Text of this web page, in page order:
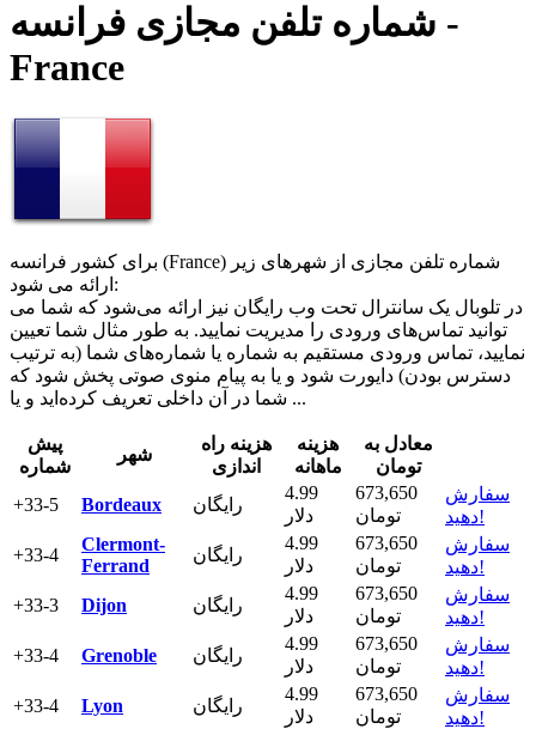
شماره تلفن مجازی فرانسه -
France
برای کشور فرانسه (France) شماره تلفن مجازی از شهرهای زیر
ارائه می شود:
در تلوبال یک سانترال تحت وب رایگان نیز ارائه می‌شود که شما می
‌توانید تماس‌های ورودی را مدیریت نمایید. به طور مثال شما تعیین
نمایید، تماس ورودی مستقیم به شماره یا شماره‌های شما (به ترتیب
دسترس بودن) دایورت شود و یا به پیام منوی صوتی پخش شود که
شما در آن داخلی تعریف کرده‌اید و یا ...
پیش
شماره
شهر
هزینه راه
اندازی
هزینه
ماهانه
معادل به
تومان
+33-5
Bordeaux رایگان
4.99
دلار
673,650
تومان
سفارش
دهید!
+33-4
Clermont-
Ferrand
رایگان
4.99
دلار
673,650
تومان
سفارش
دهید!
+33-3
Dijon رایگان
4.99
دلار
673,650
تومان
سفارش
دهید!
+33-4
Grenoble رایگان
4.99
دلار
673,650
تومان
سفارش
دهید!
+33-4
Lyon رایگان
4.99
دلار
673,650
تومان
سفارش
دهید!